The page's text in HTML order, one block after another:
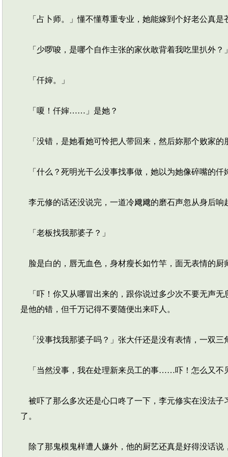
「占卜师。」懂不懂尊重专业，她能嫁到个好老公真是
「少啰唆，是哪个自作主张的家伙敢背着我吃里扒外？
「仟婶。」
「嗄！仟婶……」是她？
「没错，是她看她可怜把人带回来，然后妳那个败家的
「什么？死明光干么没事找事做，她以为她像碎嘴的
李元修的话还没说完，一道冷飕飕的磨石声忽从身后响
「老板找我那婆子？」
脸是白的，唇无血色，身材瘦长如竹竿，面无表情的厨
「吓！你又从哪冒出来的，跟你说过多少次不要无声无
是他的错，但千万记得不要随便出来吓人。
「没事找我那婆子吗？」张大仟还是没有表情，一双三
「当然没事，我在处理新来员工的事……吓！怎么又不
被吓了那么多次还是心口咚了一下，李元修实在没法子
了。
除了那鬼模鬼样遭人嫌外，他的厨艺还真是好得没话说